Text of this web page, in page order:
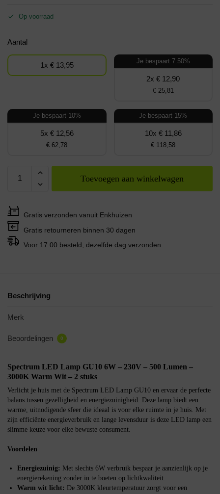
Op voorraad
Aantal
1x € 13,95 Je bespaart 7.50%
2x € 12,90
€ 25,81
Je bespaart 10%
5x € 12,56
€ 62,78
Je bespaart 15%
10x € 11,86
€ 118,58
Toevoegen aan winkelwagen
Gratis verzonden vanuit Enkhuizen
Gratis retourneren binnen 30 dagen
Voor 17.00 besteld, dezelfde dag verzonden
Beschrijving
Merk
Beoordelingen 0
Spectrum LED Lamp GU10 6W – 230V – 500 Lumen –
3000K Warm Wit – 2 stuks
Verlicht je huis met de Spectrum LED Lamp GU10 en ervaar de perfecte
balans tussen gezelligheid en energiezuinigheid. Deze lamp biedt een
warme, uitnodigende sfeer die ideaal is voor elke ruimte in je huis. Met
zijn efficiënte energieverbruik en lange levensduur is deze LED lamp een
slimme keuze voor elke bewuste consument.
Voordelen
Energiezuinig: Met slechts 6W verbruik bespaar je aanzienlijk op je
energierekening zonder in te boeten op lichtkwaliteit.
Warm wit licht: De 3000K kleurtemperatuur zorgt voor een